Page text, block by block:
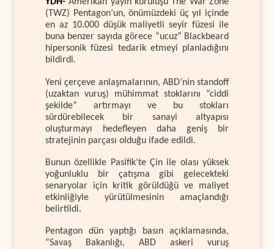
(TWZ) Pentagon’un, önümüzdeki üç yıl içinde
en az 10.000 düşük maliyetli seyir füzesi ile
buna benzer sayıda görece “ucuz” Blackbeard
hipersonik füzesi tedarik etmeyi planladığını
bildirdi.
Yeni çerçeve anlaşmalarının, ABD’nin standoff
(uzaktan vuruş) mühimmat stoklarını “ciddi
şekilde” artırmayı ve bu stokları
sürdürebilecek bir sanayi altyapısı
oluşturmayı hedefleyen daha geniş bir
stratejinin parçası olduğu ifade edildi.
Bunun özellikle Pasifik’te Çin ile olası yüksek
yoğunluklu bir çatışma gibi gelecekteki
senaryolar için kritik görüldüğü ve maliyet
etkinliğiyle yürütülmesinin amaçlandığı
belirtildi.
Pentagon dün yaptığı basın açıklamasında,
“Savaş Bakanlığı, ABD askeri vuruş